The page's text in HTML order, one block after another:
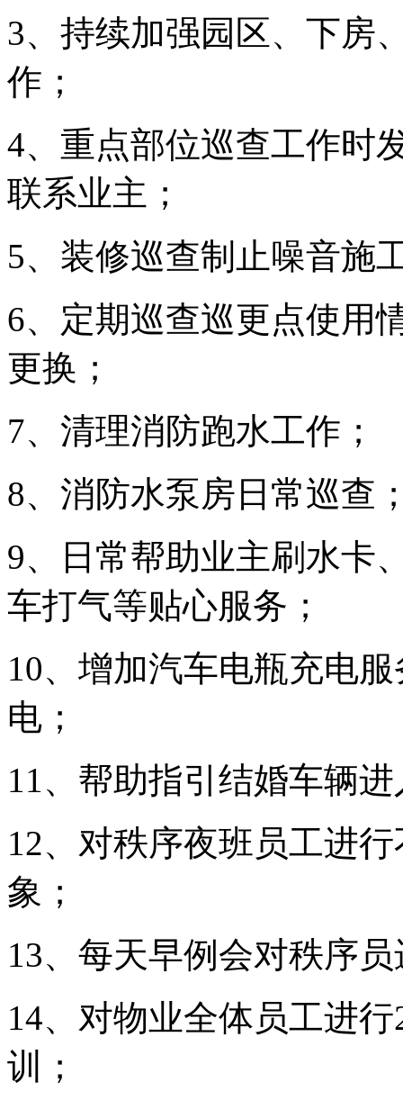
3、持续加强园区、下房
作；
4、重点部位巡查工作时
联系业主；
5、装修巡查制止噪音施
6、定期巡查巡更点使用
更换；
7、清理消防跑水工作；
8、消防水泵房日常巡查
9、日常帮助业主刷水卡
车打气等贴心服务；
10、增加汽车电瓶充电
电；
11、帮助指引结婚车辆
12、对秩序夜班员工进
象；
13、每天早例会对秩序
14、对物业全体员工进
训；